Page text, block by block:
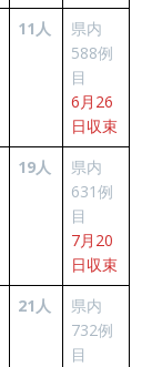
11人
県内
588例
目
6月26
日収束
19人
県内
631例
目
7月20
日収束
21人
県内
732例
目